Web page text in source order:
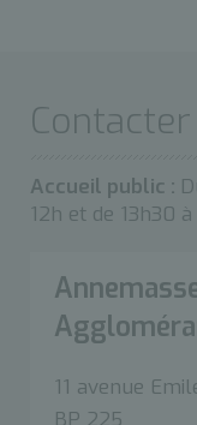
Contacter
Accueil public :
12h et de 13h30
11 avenue
BP 225